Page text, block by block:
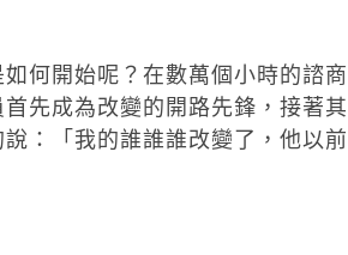
何開始呢？在數萬個小時的諮商
先成為改變的開路先鋒，接著其
：「我的誰誰誰改變了，他以前